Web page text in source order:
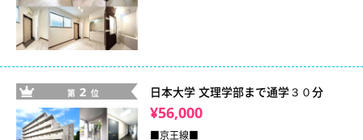
第 2 位 日本大学 文理学部まで通学３０分
¥56,000
■京王線■